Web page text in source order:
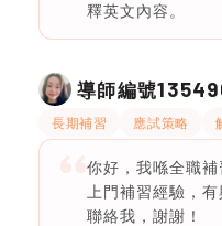
釋英文內容。
導師編號
長期補習 應試策略
你好，我喺全職
上門補習經驗，
聯絡我，謝謝！